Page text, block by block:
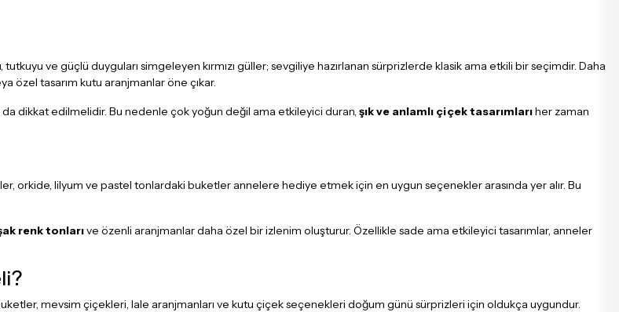
tutkuyu ve güçlü duyguları simgeleyen kırmızı güller; sevgiliye hazırlanan sürprizlerde klasik ama etkili bir seçimdir. Daha
özel tasarım kutu aranjmanlar öne çıkar.
da dikkat edilmelidir. Bu nedenle çok yoğun değil ama etkileyici duran, şık ve anlamlı çiçek tasarımlarıher zaman
orkide, lilyum ve pastel tonlardaki buketler annelere hediye etmek için en uygun seçenekler arasında yer alır. Bu
renk tonlarıve özenli aranjmanlar daha özel bir izlenim oluşturur. Özellikle sade ama etkileyici tasarımlar, anneler
mevsim çiçekleri, lale aranjmanları ve kutu çiçek seçenekleri doğum günü sürprizleri için oldukça uygundur.